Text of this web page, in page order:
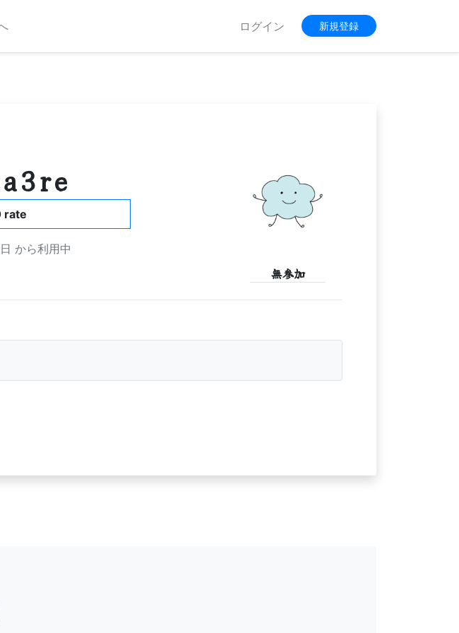
ログイン 新規登録
rate
から利用中
無参加